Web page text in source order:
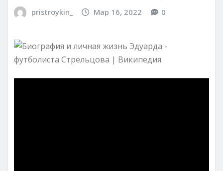
pristroykin_ Мар 16, 2022 0